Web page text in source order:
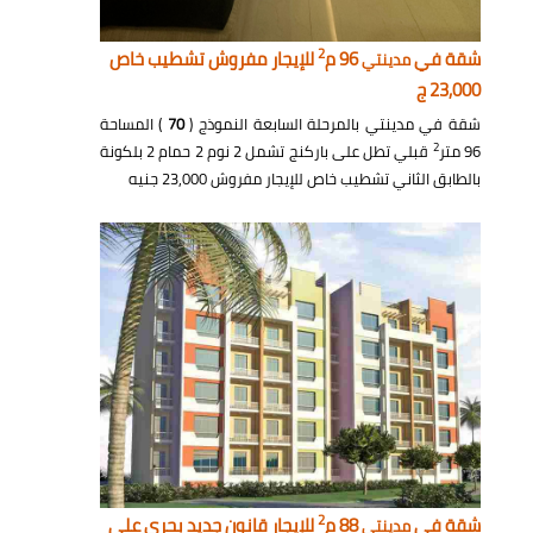
شقة فيمدينتي96 م 2للإيجار مفروش تشطيب خاص
23,000 ج
شقة في مدينتي بالمرحلة السابعة النموذج (70 ) المساحة
96 متر
2
قبلي تطل على باركنج تشمل 2 نوم 2 حمام 2 بلكونة
بالطابق الثاني تشطيب خاص للإيجار مفروش 23,000 جنيه
شقة فيمدينتي88 م 2للإيجار قانون جديد بحري على